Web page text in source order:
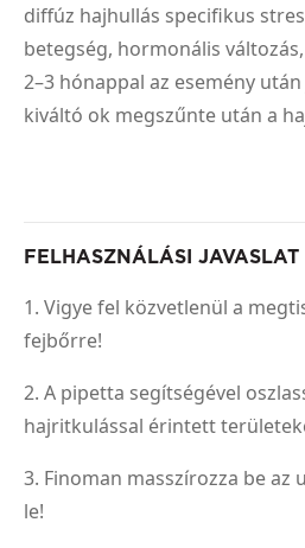
diffúz hajhullás specifikus
betegség, hormonális
2–3 hónappal az esemény
kiváltó ok megszűnte után a
FELHASZNÁLÁSI JAVASLAT
1. Vigye fel közvetlenül a
fejbőrre!
2. A pipetta segítségével
hajritkulással érintett
3. Finoman masszírozza be az
le!